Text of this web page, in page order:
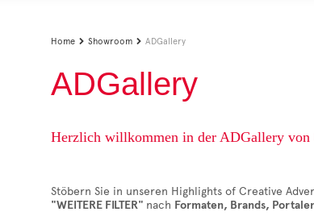
Home  Showroom  ADGallery
ADGallery
Herzlich willkommen in der ADGallery von
Stöbern Sie in unseren Highlights of Creative
"WEITERE FILTER" nach Formaten, Brands,